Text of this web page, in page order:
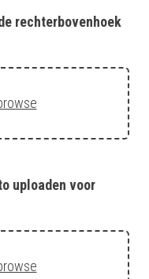
rechterbovenhoek
uploaden voor